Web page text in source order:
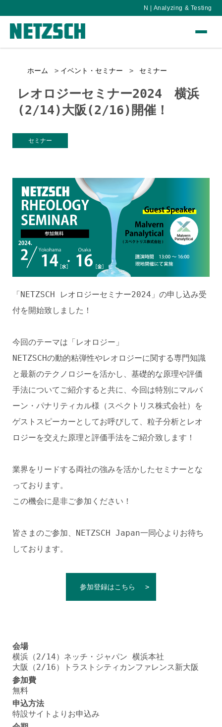
N | Analyzing & Testing
ホーム イベント・セミナー セミナー
レオロジーセミナー2024 横浜
(2/14)大阪(2/16)開催！
セミナー
「NETZSCH レオロジーセミナー2024」の申し込み受
付を開始致しました！
今回のテーマは「レオロジー」
NETZSCHの動的粘弾性やレオロジーに関する専門知識
と最新のテクノロジーを活かし、基礎的な原理や評価
手法についてご紹介すると共に、今回は特別にマルバ
ーン・パナリティカル様（スペクトリス株式会社）を
ゲストスピーカーとしてお呼びして、粒子分析とレオ
ロジーを交えた原理と評価手法をご紹介致します！
業界をリードする両社の強みを活かしたセミナーとな
っております。
この機会に是非ご参加ください！
皆さまのご参加、NETZSCH Japan一同心よりお待ち
しております。
参加登録はこちら
会場
横浜（2/14）ネッチ・ジャパン 横浜本社
大阪（2/16）トラストシティカンファレンス新大阪
参加費
無料
申込方法
特設サイトよりお申込み